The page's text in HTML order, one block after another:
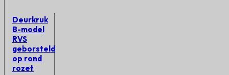
Deurkruk
B-model
RVS
geborsteld
op rond
rozet